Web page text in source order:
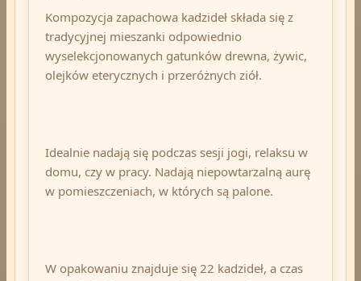
Kompozycja zapachowa kadzideł składa się z
tradycyjnej mieszanki odpowiednio
wyselekcjonowanych gatunków drewna, żywic,
olejków eterycznych i przeróżnych ziół.
Idealnie nadają się podczas sesji jogi, relaksu w
domu, czy w pracy. Nadają niepowtarzalną aurę
w pomieszczeniach, w których są palone.
W opakowaniu znajduje się 22 kadzideł, a czas